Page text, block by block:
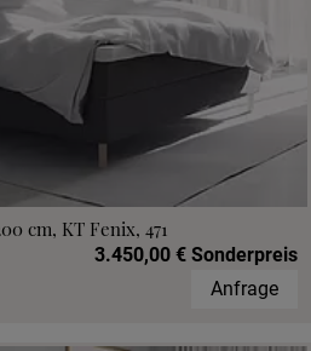
cm, KT Fenix, 471
3.450,00 € Sonderpreis
Anfrage